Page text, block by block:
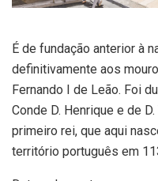
É de fundação anterior à
definitivamente aos
Fernando I de Leão. Foi
Conde D. Henrique e de
primeiro rei, que aqui
território português em